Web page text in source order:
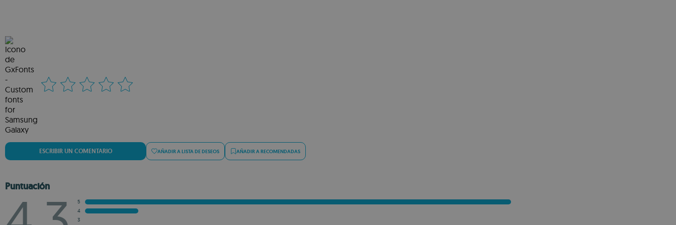
ESCRIBIR UN COMENTARIO AÑADIR A LISTA DE DESEOS AÑADIR A RECOMENDADAS
Puntuación
5
4
3